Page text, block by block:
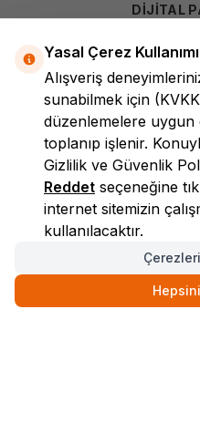
DİJİTAL
Yasal Çerez Kullanımı
Alışveriş
sunabilmek için
düzenlemelere
toplanıp işlenir.
Gizlilik ve Güvenlik
Reddet seçeneğine
internet sitemizin
kullanılacaktır.